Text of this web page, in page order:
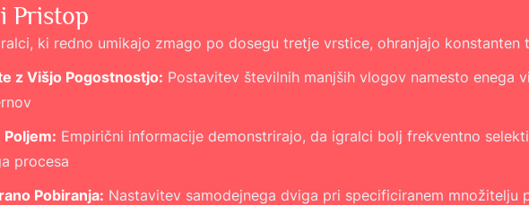
Pristop
ki redno umikajo zmago po dosegu tretje vrstice, ohranjajo
z Višjo Pogostnostjo: Postavitev številnih manjših vlogov namesto enega
Empirični informacije demonstrirajo, da igralci bolj frekventno
procesa
Pobiranja: Nastavitev samodejnega dviga pri specificiranem množitelju